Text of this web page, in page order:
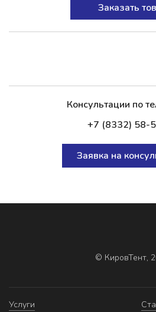
Заказать
Консультации по
+7 (8332) 58-
Заявка на
© КировТент,
Услуги